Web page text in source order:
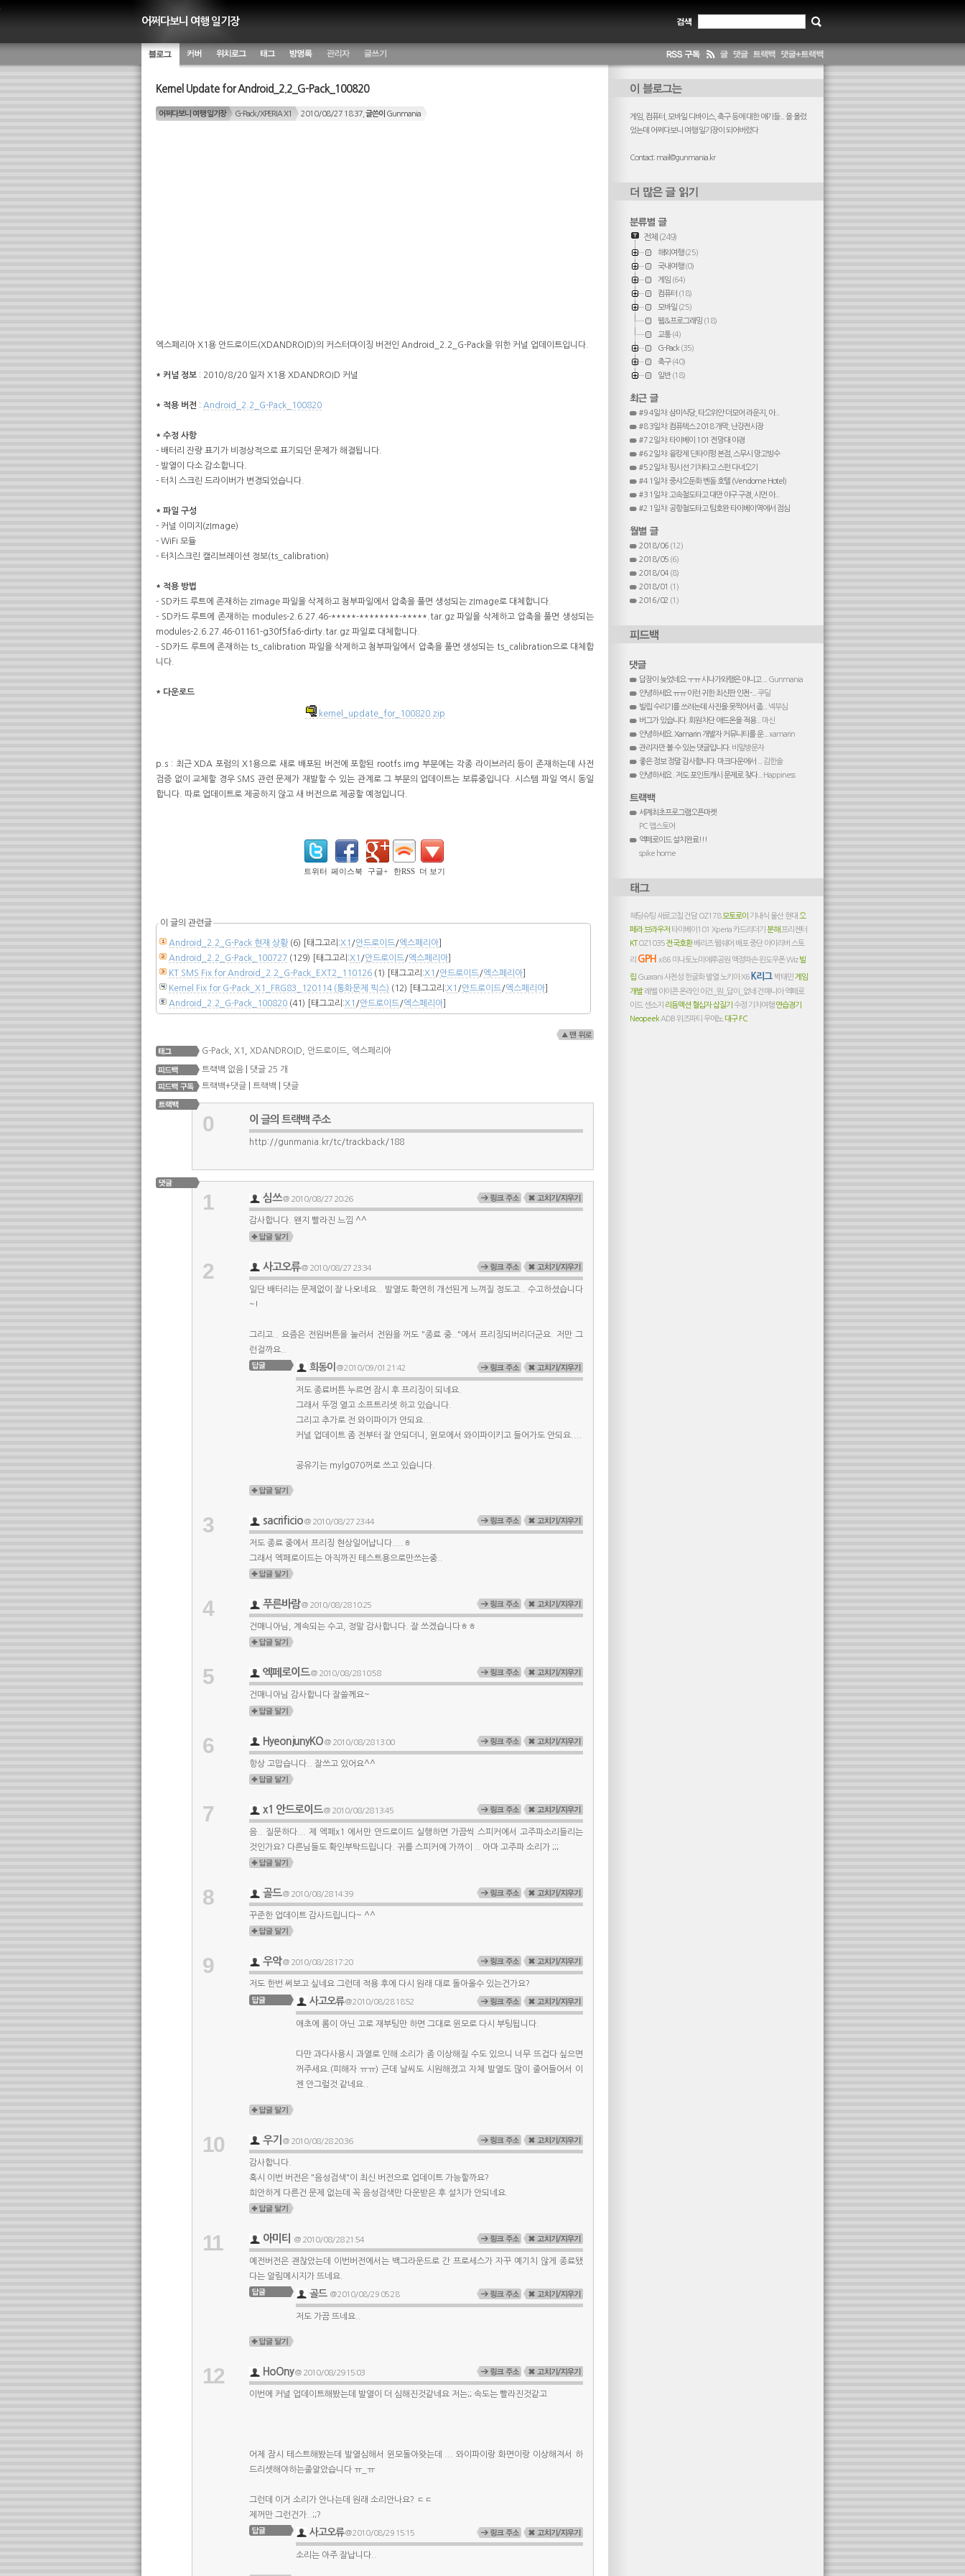
어쩌다보니 여행 일기장
름
Kernel Update for Android_2.2_G-Pack_100820
어쩌다보니 여행 일기장 G-Pack/XPERIA X1 2010/08/27 18:37, 글쓴이 Gunmania
엑스페리아 X1용 안드로이드(XDANDROID)의 커스터마이징 버전인 Android_2.2_G-Pack을 위한 커널 업데이트입니다.
* 커널 정보 : 2010/8/20 일자 X1용 XDANDROID 커널
* 적용 버전 : Android_2.2_G-Pack_100820
* 수정 사항
- 배터리 잔량 표기가 비정상적으로 표기되던 문제가 해결됩니다.
- 발열이 다소 감소합니다.
- 터치 스크린 드라이버가 변경되었습니다.
* 파일 구성
- 커널 이미지(zImage)
- WiFi 모듈
- 터치스크린 캘리브레이션 정보(ts_calibration)
* 적용 방법
- SD카드 루트에 존재하는 zImage 파일을 삭제하고 첨부파일에서 압축을 풀면 생성되는 zImage로 대체합니다.
- SD카드 루트에 존재하는 modules-2.6.27.46-*****-********-*****.tar.gz 파일을 삭제하고 압축을 풀면 생성되는
modules-2.6.27.46-01161-g30f5fa6-dirty.tar.gz 파일로 대체합니다.
- SD카드 루트에 존재하는 ts_calibration 파일을 삭제하고 첨부파일에서 압축을 풀면 생성되는 ts_calibration으로 대체합
니다.
* 다운로드
kernel_update_for_100820.zip
p.s : 최근 XDA 포럼의 X1용으로 새로 배포된 버전에 포함된 rootfs.img 부분에는 각종 라이브러리 등이 존재하는데 사전
검증 없이 교체할 경우 SMS 관련 문제가 재발할 수 있는 관계로 그 부분의 업데이트는 보류중입니다. 시스템 파일 역시 동일
합니다. 따로 업데이트로 제공하지 않고 새 버전으로 제공할 예정입니다.
트위터 페이스북 구글+ 한RSS 더 보기
이 글의 관련글
Android_2.2_G-Pack 현재 상황 (6) [태그고리:X1 /안드로이드/엑스페리아
Android_2.2_G-Pack_100727 (129) [태그고리:X1 /안드로이드/엑스페리아
KT SMS Fix for Android_2.2_G-Pack_EXT2_110126 (1) [태그고리:X1 /안드로이드/엑스페리아
Kernel Fix for G-Pack_X1_FRG83_120114 (통화문제 픽스) (12) [태그고리:X1 /안드로이드/엑스페리아
Android_2.2_G-Pack_100820 (41) [태그고리:X1 /안드로이드/엑스페리아
G-Pack X1 XDANDROID 안드로이드 엑스페리아
트랙백 없음
댓글 25 개
트랙백+댓글
트랙백 댓글
0 이 글의 트랙백 주소
http://gunmania.kr/tc/trackback/188
1 심쓰@ 2010/08/27 20:26
감사합니다. 왠지 빨라진 느낌 ^^
2 사고오류@ 2010/08/27 23:34
일단 배터리는 문제없이 잘 나오네요.. 발열도 확연히 개선된게 느껴질 정도고.. 수고하셨습니다
~!
그리고.. 요즘은 전원버튼을 눌러서 전원을 꺼도 "종료 중.."에서 프리징되버리더군요. 저만 그
런걸까요..
희동이 @ 2010/09/01 21:42
저도 종료버튼 누르면 잠시 후 프리징이 되네요.
그래서 뚜껑 열고 소프트리셋 하고 있습니다.
그리고 추가로 전 와이파이가 안되요...
커널 업데이트 좀 전부터 잘 안되더니, 윈모에서 와이파이키고 들어가도 안되요....
공유기는 mylg070꺼로 쓰고 있습니다.
3 sacrificio@ 2010/08/27 23:44
저도 종료 중에서 프리징 현상일어납니다....ㅎ
그래서 엑페로이드는 아직까진 테스트용으로만쓰는중..
4 푸른바람@ 2010/08/28 10:25
건매니아님, 계속되는 수고, 정말 감사합니다. 잘 쓰겠습니다ㅎㅎ
5 엑페로이드@ 2010/08/28 10:58
건매니아님 감사합니다 잘쓸께요~
6 HyeonjunyKO@ 2010/08/28 13:00
항상 고맙습니다.. 잘쓰고 있어요^^
7 x1 안드로이드@ 2010/08/28 13:45
음.. 질문하다... 제 엑페x1 에서만 안드로이드 실행하면 가끔씩 스피커에서 고주파소리들리는
것인가요? 다른님들도 확인부탁드립니다. 귀를 스피커에 가까이 .. 아마 고주파 소리가 ;;;
8 골드@ 2010/08/28 14:39
꾸준한 업데이트 감사드립니다~ ^^
9 우악@ 2010/08/28 17:20
저도 한번 써보고 싶네요 그런데 적용 후에 다시 원래 대로 돌아올수 있는건가요?
사고오류@ 2010/08/28 18:52
애초에 롬이 아닌 고로 재부팅만 하면 그대로 윈모로 다시 부팅됩니다.
다만 과다사용시 과열로 인해 소리가 좀 이상해질 수도 있으니 너무 뜨겁다 싶으면
꺼주세요.(피해자 ㅠㅠ) 근데 날씨도 시원해졌고 자체 발열도 많이 줄어들어서 이
젠 안그럴것 같네요..
10 우기 @ 2010/08/28 20:36
감사합니다.
혹시 이번 버전은 "음성검색"이 최신 버전으로 업데이트 가능할까요?
희안하게 다른건 문제 없는데 꼭 음성검색만 다운받은 후 설치가 안되네요.
11 아미티 @ 2010/08/28 21:54
예전버전은 괜찮았는데 이번버전에서는 백그라운드로 간 프로세스가 자꾸 예기치 않게 종료됐
다는 알림메시지가 뜨네요.
골드 @ 2010/08/29 05:28
저도 가끔 뜨네요..
12 HoOny@ 2010/08/29 15:03
이번에 커널 업데이트해봤는데 발열이 더 심해진것같네요 저는;; 속도는 빨라진것같고
어제 잠시 테스트해봤는데 발열심해서 윈모돌아왓는데 ... 와이파이랑 화면이랑 이상해져서 하
드리셋해야하는줄알았습니다 ㅠ_ㅠ
그런데 이거 소리가 안나는데 원래 소리안나요? ㄷㄷ
제꺼만 그런건가..;;?
사고오류@ 2010/08/29 15:15
소리는 아주 잘납니다..
게임, 컴퓨터, 모바일 디바이스, 축구 등에 대한 얘기들... 을 올렸
었는데 어쩌다보니 여행 일기장이 되어버렸다
Contact: mail@gunmania.kr
전체 (249)
해외여행(25)
국내여행(0)
게임 (64)
컴퓨터 (18)
모바일 (25)
웹&프로그래밍 (18)
교통(4)
G-Pack (35)
축구(40)
일반(18)
#9 4일차: 삼미식당, 타오위안 더모어 라운지, 아...
#8 3일차: 컴퓨텍스 2018 개막, 난강전시장
#7 2일차: 타이베이 101 전망대 야경
#6 2일차: 융캉제 딘타이펑 본점, 스무시 망고빙수
#5 2일차: 핑시선 기차타고 스펀 다녀오기
#4 1일차: 중샤오둔화 벤돔 호텔 (Vendome Hotel)
#3 1일차: 고속철도타고 대만 야구 구경, 시먼 아...
#2 1일차: 공항철도타고 팀호완 타이베이역에서 점심
2018/06 (12)
2018/05 (6)
2018/04 (8)
2018/01 (1)
2016/02 (1)
답장이 늦었네요 ㅜㅠ 시나가와행은 아니고 ...
Gunmania
안녕하세요 ㅠㅠ 이런 귀한 최신판 인천-...
쿠딜
빌립 수리기를 쓰려는데 사진을 못찍어서 좀...
넥부심
버그가 있습니다. 회원차단 애드온을 적용...
마신
안녕하세요. Xamarin 개발자 커뮤니티를 운...
xamarin
관리자만 볼 수 있는 댓글입니다. 비밀방문자
좋은 정보 정말 감사합니다. 마크다운에서 ...
김한솔
안녕하세요 . 저도 포인트캐시 문제로 찾다...
Happiness
세계최초프로그램오픈마켓
PC 앱스토어
엑페로이드 설치완료!!!
spike home
헤딩슈팅 새로고침건담OZ178모토로이 기내식울산 현대 오
페라 브라우저 타이베이101 Xperia 카드리더기 분해 프리젠터
KTOZ1035전국호환베리즈 웹쉐어 배포 중단아이리버 스토
리 GPH x86 미나토노미에루공원 액정파손윈도우폰Wiz빌
립 Guarani사천성 한글화발열 노키아 X6 K리그 박태민게임
개발레벨 아이콘온라인 이건_뭔_답이_없네 건매니아엑페로
이드 센소지 리듬액션 혈십자삽질기 수정 기차여행연습경기
Neopeek ADB위즈파티 우에노 대구 FC